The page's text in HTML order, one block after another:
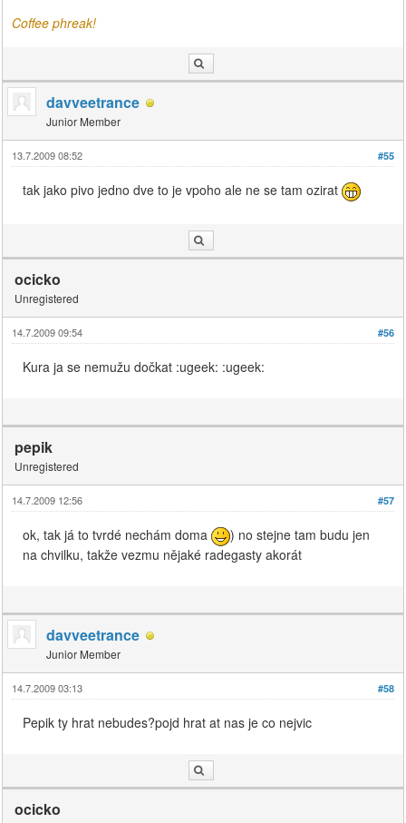
Coffee phreak!
davveetrance
Junior Member
#55
13.7.2009 08:52
tak jako pivo jedno dve to je vpoho ale ne se tam ozirat
ocicko
Unregistered
#56
14.7.2009 09:54
Kura ja se nemužu dočkat :ugeek: :ugeek:
pepik
Unregistered
#57
14.7.2009 12:56
ok, tak já to tvrdé nechám doma
) no stejne tam budu jen
na chvilku, takže vezmu nějaké radegasty akorát
davveetrance
Junior Member
#58
14.7.2009 03:13
Pepik ty hrat nebudes?pojd hrat at nas je co nejvic
ocicko